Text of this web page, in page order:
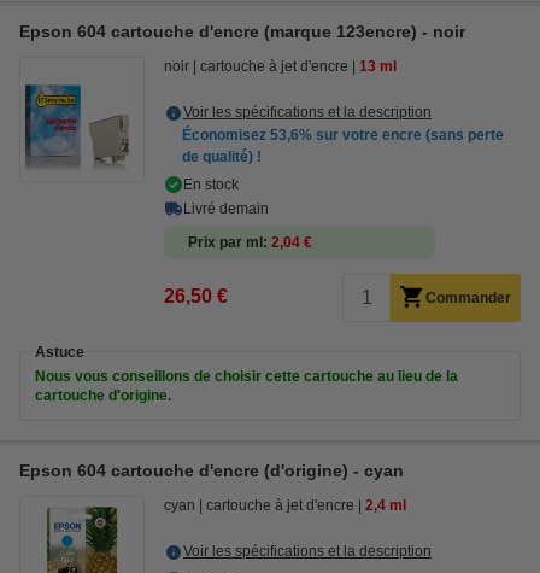
Epson 604 cartouche d'encre (marque 123encre) - noir
noir cartouche à jet d'encre 13 ml
Voir les spécifications et la description
Économisez 53,6% sur votre encre (sans perte
de qualité) !
En stock
Livré demain
Prix par ml
2,04 €
26,50 € Commander
Astuce
Nous vous conseillons de choisir cette cartouche au lieu de la
cartouche d'origine.
Epson 604 cartouche d'encre (d'origine) - cyan
cyan cartouche à jet d'encre 2,4 ml
Voir les spécifications et la description